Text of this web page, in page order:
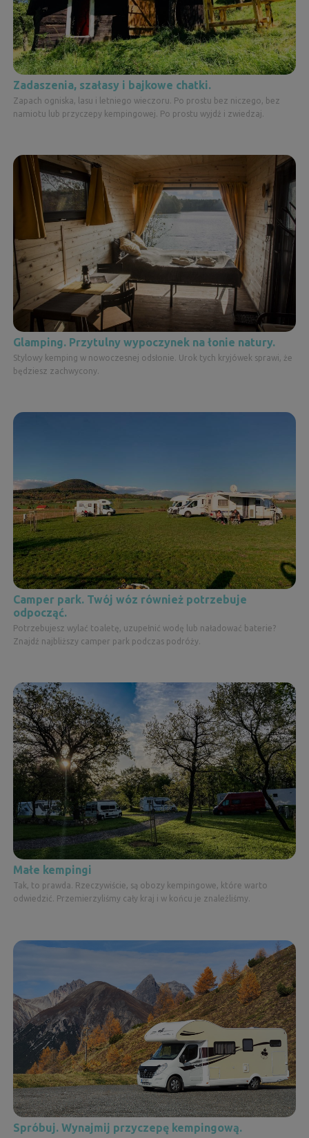
Zadaszenia, szałasy i bajkowe chatki.
Zapach ogniska, lasu i letniego wieczoru. Po prostu bez niczego, bez
namiotu lub przyczepy kempingowej. Po prostu wyjdź i zwiedzaj.
Glamping. Przytulny wypoczynek na łonie natury.
Stylowy kemping w nowoczesnej odsłonie. Urok tych kryjówek sprawi, że
będziesz zachwycony.
Camper park. Twój wóz również potrzebuje
odpocząć.
Potrzebujesz wylać toaletę, uzupełnić wodę lub naładować baterie?
Znajdź najbliższy camper park podczas podróży.
Małe kempingi
Tak, to prawda. Rzeczywiście, są obozy kempingowe, które warto
odwiedzić. Przemierzyliśmy cały kraj i w końcu je znaleźliśmy.
Spróbuj. Wynajmij przyczepę kempingową.